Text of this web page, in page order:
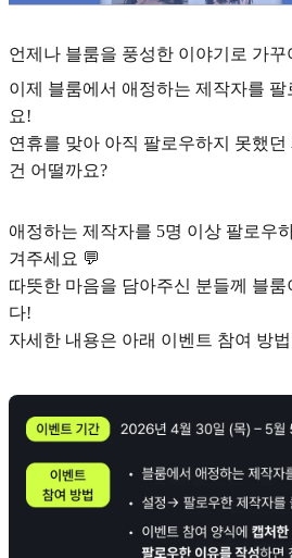
언제나 블룸을 풍성한 이야기로 가
이제 블룸에서 애정하는 제작자를 팔
요!
연휴를 맞아 아직 팔로우하지 못했
건 어떨까요?
애정하는 제작자를 5명 이상 팔로우
겨주세요 💬
따뜻한 마음을 담아주신 분들께 블룸
다!
자세한 내용은 아래 이벤트 참여 방